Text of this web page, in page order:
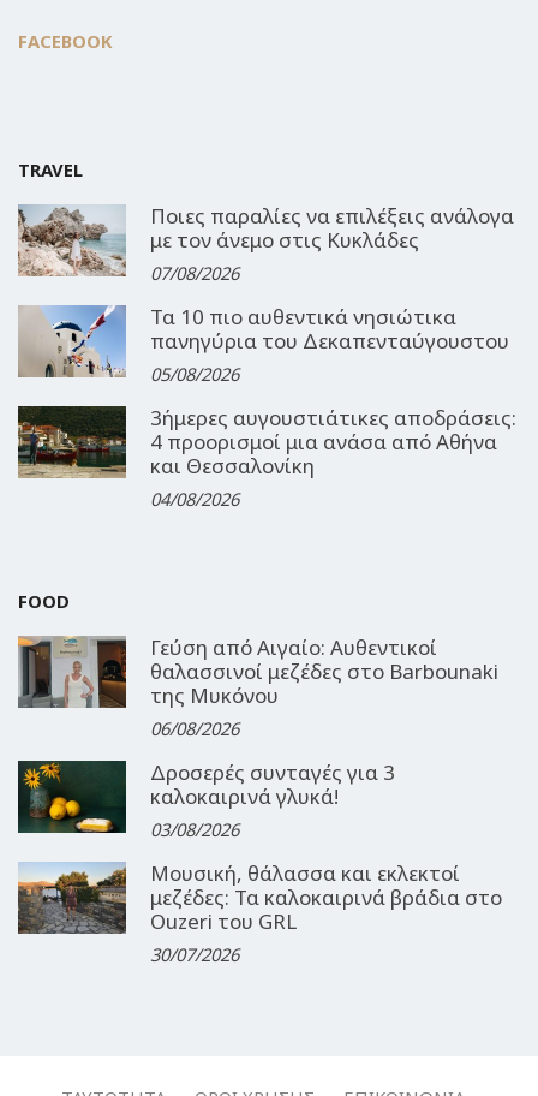
FACEBOOK
TRAVEL
Ποιες παραλίες να επιλέξεις ανάλογα
με τον άνεμο στις Κυκλάδες
07/08/2026
Τα 10 πιο αυθεντικά νησιώτικα
πανηγύρια του Δεκαπενταύγουστου
05/08/2026
3ήμερες αυγουστιάτικες αποδράσεις:
4 προορισμοί μια ανάσα από Αθήνα
και Θεσσαλονίκη
04/08/2026
FOOD
Γεύση από Αιγαίο: Αυθεντικοί
θαλασσινοί μεζέδες στο Barbounaki
της Μυκόνου
06/08/2026
Δροσερές συνταγές για 3
καλοκαιρινά γλυκά!
03/08/2026
Μουσική, θάλασσα και εκλεκτοί
μεζέδες: Τα καλοκαιρινά βράδια στο
Ouzeri του GRL
30/07/2026